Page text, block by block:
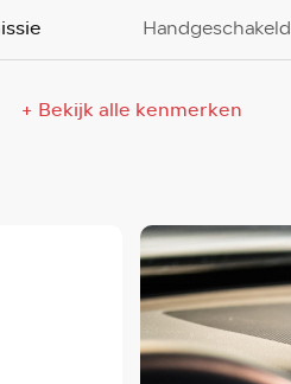
Handgeschakeld
+ Bekijk alle kenmerken